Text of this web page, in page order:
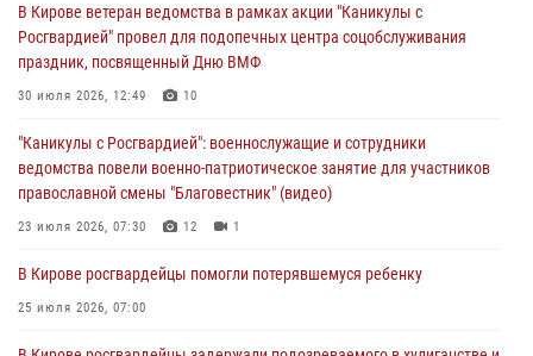
магазина
02 августа 2026, 07:00
1 августа – День дежурной службы войск национальной гвардии
01 августа 2026, 09:39
В Кирове ветеран ведомства в рамках акции "Каникулы с
Росгвардией" провел для подопечных центра соцобслуживания
праздник, посвященный Дню ВМФ
30 июля 2026, 12:49 10
"Каникулы с Росгвардией": военнослужащие и сотрудники
ведомства повели военно-патриотическое занятие для участников
православной смены "Благовестник" (видео)
23 июля 2026, 07:30 12 1
В Кирове росгвардейцы помогли потерявшемуся ребенку
25 июля 2026, 07:00